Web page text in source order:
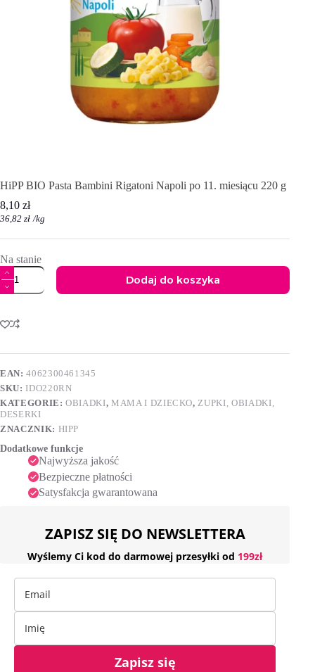
HiPP BIO Pasta Bambini Rigatoni Napoli po 11. miesiącu 220 g
8,10 zł
36,82 zł /kg
Na stanie
ilość
HiPP
BIO
Bambini
Rigatoni
po
miesiącu
220
g
Dodaj do koszyka
t
r
a
t
i
v
e
EAN:4062300461345
SKU: IDO220RN
KATEGORIE:OBIADKI,MAMA I DZIECKO, ZUPKI, OBIADKI,
DESERKI
ZNACZNIK: HIPP
Dodatkowe funkcje
Najwyższa jakość
Bezpieczne płatności
Satysfakcja gwarantowana
ZAPISZ SIĘ DO NEWSLETTERA
Wyślemy Ci kod do darmowej przesyłki od 199zł
Zapisz się